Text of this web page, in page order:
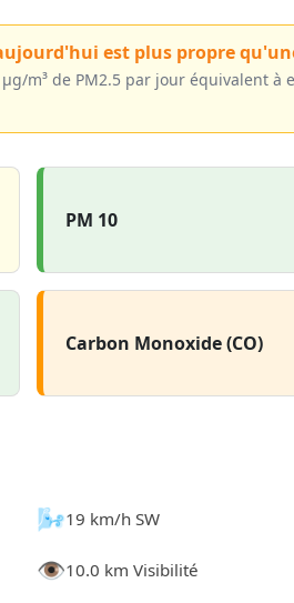
est plus propre
m³ de PM2.5 par jour équivalent
PM 10
Carbon Monoxide (CO)
🌬️19 km/h SW
👁️10.0 km Visibilité